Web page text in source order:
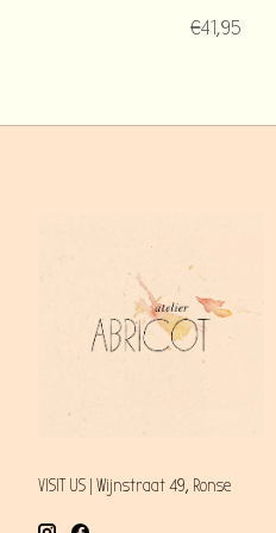
€41,95
VISIT US | Wijnstraat 49, Ronse